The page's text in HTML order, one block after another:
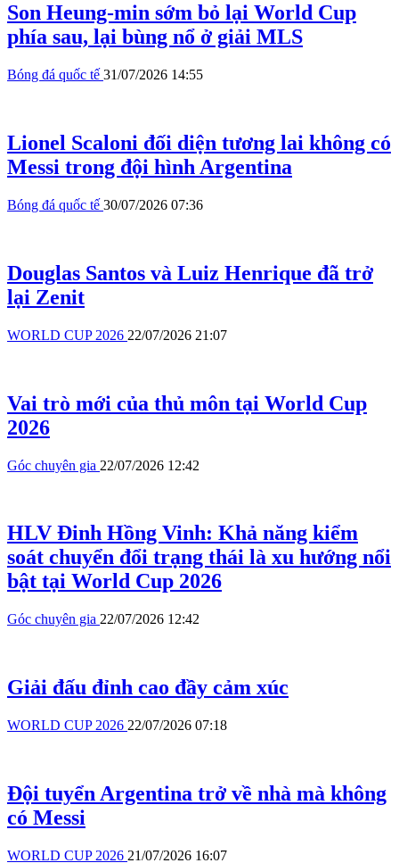
Son Heung-min sớm bỏ lại World Cup
phía sau, lại bùng nổ ở giải MLS
Bóng đá quốc tế 31/07/2026 14:55
Lionel Scaloni đối diện tương lai không có
Messi trong đội hình Argentina
Bóng đá quốc tế 30/07/2026 07:36
Douglas Santos và Luiz Henrique đã trở
lại Zenit
WORLD CUP 2026 22/07/2026 21:07
Vai trò mới của thủ môn tại World Cup
2026
Góc chuyên gia 22/07/2026 12:42
HLV Đinh Hồng Vinh: Khả năng kiểm
soát chuyển đổi trạng thái là xu hướng nổi
bật tại World Cup 2026
Góc chuyên gia 22/07/2026 12:42
Giải đấu đỉnh cao đầy cảm xúc
WORLD CUP 2026 22/07/2026 07:18
Đội tuyển Argentina trở về nhà mà không
có Messi
WORLD CUP 2026 21/07/2026 16:07